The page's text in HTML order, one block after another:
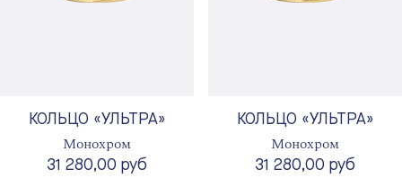
КОЛЬЦО «УЛЬТРА»
Монохром
31 280,00 руб
КОЛЬЦО «УЛЬТРА»
Монохром
31 280,00 руб